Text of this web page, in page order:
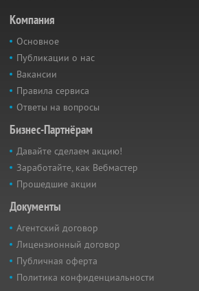
Компания
Основное
Публикации о нас
Вакансии
Правила сервиса
Ответы на вопросы
Бизнес-Партнёрам
Давайте сделаем акцию!
Заработайте, как Вебмастер
Прошедшие акции
Документы
Агентский договор
Лицензионный договор
Публичная оферта
Политика конфиденциальности